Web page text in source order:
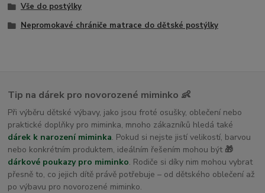
Vše do postýlky
Nepromokavé chrániče matrace do dětské postýlky
Tip na dárek pro novorozené miminko 👶
Při výběru dětské výbavy, jako jsou froté osušky, oblečení nebo
praktické doplňky pro miminka, mnoho zákazníků hledá také
dárek k narození miminka. Pokud si nejste jistí velikostí, barvou
nebo konkrétním produktem, ideálním řešením mohou být 🎁
dárkové poukazy pro miminko. Rodiče si díky nim mohou vybrat
přesně to, co jejich dítě právě potřebuje – od dětského oblečení až
po výbavu pro novorozené miminko.